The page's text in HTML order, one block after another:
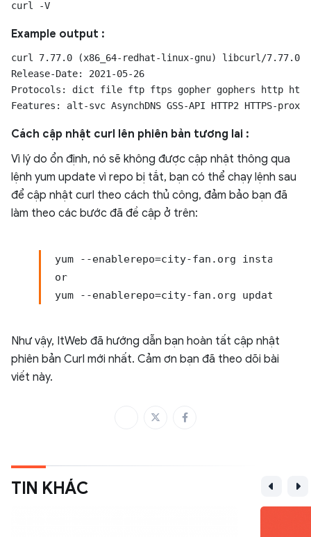
Example output :
curl 7.77.0 (x86_64-redhat-linux-gnu) libcurl/
Release-Date: 2021-05-26
Protocols: dict file ftp ftps gopher gophers http https
Cách cập nhật curl lên phiên bản tương lai :
Vì lý do ổn định, nó sẽ không được cập nhật thông qua
lệnh yum update vì repo bị tắt, bạn có thể chạy lệnh sau
để cập nhật curl theo cách thủ công, đảm bảo bạn đã
làm theo các bước đã đề cập ở trên:
yum --enablerepo=city-fan.org install
or
yum --enablerepo=city-fan.org update
Như vậy, ItWeb đã hướng dẫn bạn hoàn tất cập nhật
phiên bản Curl mới nhất. Cảm ơn bạn đã theo dõi bài
viết này.
TIN KHÁC